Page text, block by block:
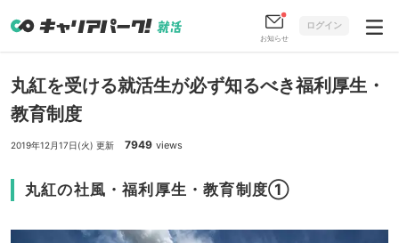
お知らせ
ログイン
丸紅を受ける就活生が必ず知るべき福利厚生・
教育制度
2019年12月17日(火) 更新 7949 views
丸紅の社風・福利厚生・教育制度①